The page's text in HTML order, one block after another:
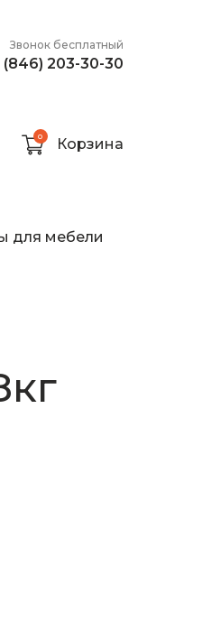
Звонок бесплатный
(846) 203-30-30
0 Корзина
для мебели